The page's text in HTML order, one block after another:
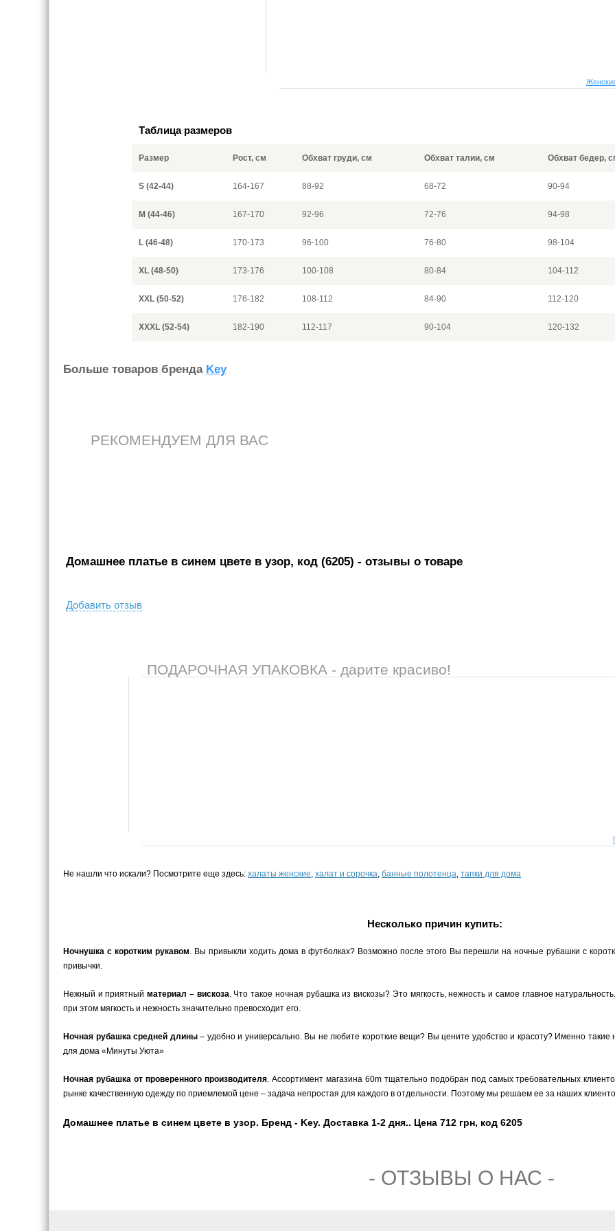
Таблица размеров
Размер Рост, см Обхват груди, см Обхват талии, см Обхват бедер,
S (42-44) 164-167 88-92 68-72 90-94
M (44-46) 167-170 92-96 72-76 94-98
L (46-48) 170-173 96-100 76-80 98-104
XL (48-50) 173-176 100-108 80-84 104-112
XXL (50-52) 176-182 108-112 84-90 112-120
XXXL (52-54) 182-190 112-117 90-104 120-132
Больше товаров бренда Key
РЕКОМЕНДУЕМ ДЛЯ ВАС
Домашнее платье в синем цвете в узор, код (6205) - отзывы о товаре
Добавить отзыв
ПОДАРОЧНАЯ УПАКОВКА - дарите красиво!
Не нашли что искали? Посмотрите еще здесь: халаты женские, халат и сорочка, банные полотенца, тапки для дома
Несколько причин купить:
Ночнушка с коротким рукавом. Вы привыкли ходить дома в футболках? Возможно после этого Вы перешли на ночные рубашки с
привычки.
Нежный и приятныйматериал – вискоза. Что такое ночная рубашка из вискозы? Это мягкость, нежность и самое главное
при этом мягкость и нежность значительно превосходит его.
Ночная рубашка средней длины– удобно и универсально. Вы не любите короткие вещи? Вы цените удобство и красоту? Именно
для дома «Минуты Уюта»
Ночная рубашка от проверенного производителя. Ассортимент магазина 60m тщательно подобран под самых требовательных
рынке качественную одежду по приемлемой цене – задача непростая для каждого в отдельности. Поэтому мы решаем ее за наших
Домашнее платье в синем цвете в узор. Бренд - Key. Доставка 1-2 дня.. Цена 712 грн, код 6205
- ОТЗЫВЫ О НАС -